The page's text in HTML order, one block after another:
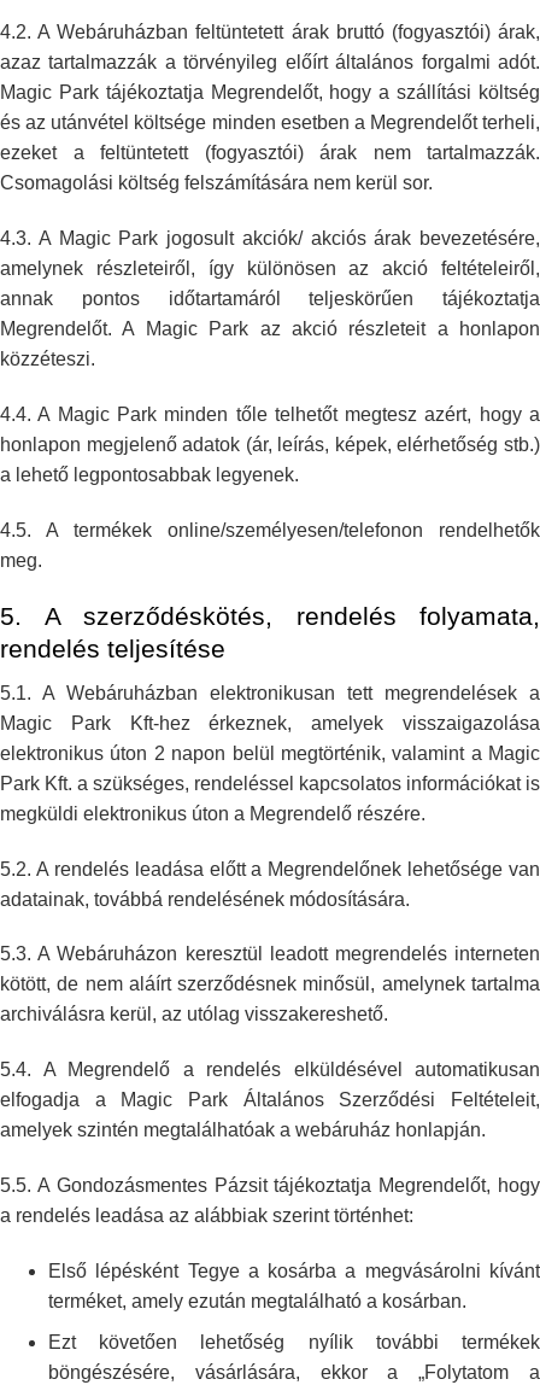
4.2. A Webáruházban feltüntetett árak bruttó (fogyasztói) árak,
azaz tartalmazzák a törvényileg előírt általános forgalmi adót.
Magic Parktájékoztatja Megrendelőt, hogy a szállítási költség
és az utánvétel költsége minden esetben a Megrendelőt terheli,
ezeket a feltüntetett(fogyasztói) árak nem tartalmazzák.
Csomagolási költség felszámítására nem kerül sor.
4.3. A Magic Park jogosult akciók/ akciós árak bevezetésére,
amelynek részleteiről, így különösen az akció feltételeiről,
annak pontosidőtartamáról teljeskörűen tájékoztatja
Megrendelőt. A Magic Park az akciórészleteit a honlapon
közzéteszi.
4.4. A Magic Park minden tőle telhetőt megtesz azért, hogy a
honlapon megjelenő adatok (ár, leírás, képek, elérhetőség stb.)
a lehető legpontosabbak legyenek.
4.5. A termékek online/személyesen/telefonon rendelhetők
meg.
5. A szerződéskötés, rendelés folyamata,
rendelés teljesítése
5.1. A Webáruházban elektronikusan tett megrendelések a
Magic Park Kft-hez érkeznek, amelyek visszaigazolása
elektronikus úton 2 napon belül
megtörténik, valamint a Magic
Park Kft. a szükséges, rendeléssel kapcsolatos információkat is
megküldi elektronikus úton a Megrendelő részére.
5.2. A rendelés leadása előtt a Megrendelőnek lehetősége van
adatainak, továbbá rendelésének módosítására.
5.3. A Webáruházon keresztül leadott megrendelés interneten
kötött, de nemaláírt szerződésnek minősül, amelynek tartalma
archiválásra kerül, az utólag visszakereshető.
5.4. A Megrendelő a rendelés elküldésével automatikusan
elfogadja a Magic Park Általános Szerződési Feltételeit,
amelyek szintén megtalálhatóak a webáruház honlapján.
5.5. A Gondozásmentes Pázsit tájékoztatja Megrendelőt, hogy
a rendelés leadása az alábbiak szerint történhet:
Első lépésként Tegye a kosárba a megvásárolni kívánt
terméket, amely ezután megtalálható a kosárban.
Ezt követően lehetőség nyílik további termékek
böngészésére, vásárlására, ekkor a „Folytatom a